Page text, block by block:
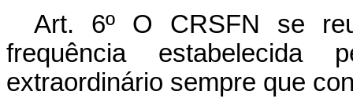
Art. 6º O CRSFN se
frequência
extraordinário sempre que